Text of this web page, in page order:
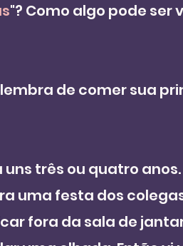
"? Como algo pode ser
lembra de comer sua
uns três ou quatro
uma festa dos
fora da sala de